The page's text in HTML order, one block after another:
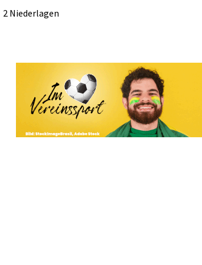
2 Niederlagen